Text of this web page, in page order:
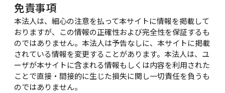
免責事項
本法人は、細心の注意を払って本サイトに情報を掲載して
おりますが、この情報の正確性および完全性を保証するも
のではありません。本法人は予告なしに、本サイトに掲載
されている情報を変更することがあります。本法人は、ユ
ーザが本サイトに含まれる情報もしくは内容を利用された
ことで直接・間接的に生じた損失に関し一切責任を負うも
のではありません。